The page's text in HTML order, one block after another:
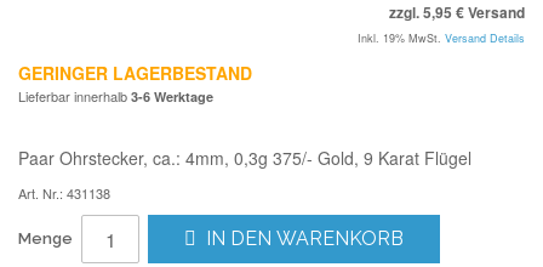
zzgl. 5,95 € Versand
Inkl. 19% MwSt. Versand Details
GERINGER LAGERBESTAND
Lieferbar innerhalb 3-6 Werktage
Paar Ohrstecker, ca.: 4mm, 0,3g 375/- Gold, 9 Karat Flügel
Art. Nr.: 431138
Menge IN DEN WARENKORB